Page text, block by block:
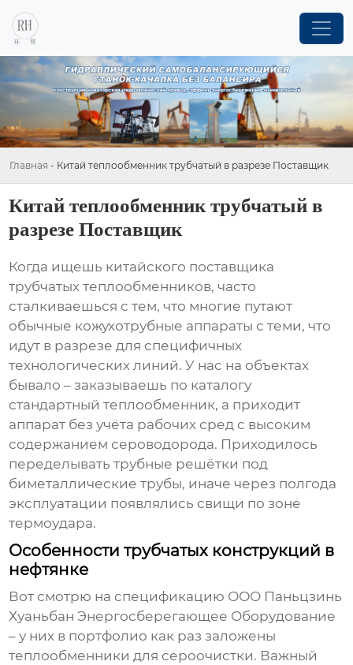
Главная - Китай теплообменник трубчатый в разрезе Поставщик
Китай теплообменник трубчатый в
разрезе Поставщик
Когда ищешь китайского поставщика
трубчатых теплообменников, часто
сталкиваешься с тем, что многие путают
обычные кожухотрубные аппараты с теми, что
идут в разрезе для специфичных
технологических линий. У нас на объектах
бывало – заказываешь по каталогу
стандартный теплообменник, а приходит
аппарат без учёта рабочих сред с высоким
содержанием сероводорода. Приходилось
переделывать трубные решётки под
биметаллические трубы, иначе через полгода
эксплуатации появлялись свищи по зоне
термоудара.
Особенности трубчатых конструкций в
нефтянке
Вот смотрю на спецификацию ООО Паньцзинь
Хуаньбан Энергосберегающее Оборудование
– у них в портфолио как раз заложены
теплообменники для сероочистки. Важный